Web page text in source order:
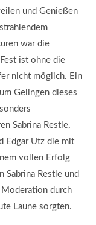
und Genießen
war die
ist ohne die
nicht möglich. Ein
Gelingen dieses
Sabrina Restle,
Edgar Utz die mit
vollen Erfolg
Sabrina Restle und
durch
Laune sorgten.